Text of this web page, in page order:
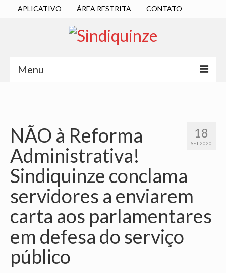
APLICATIVO ÁREA RESTRITA CONTATO
Menu
DIRETORIA EXECUTIVA
ESTATUTO
ATAS
LOCALIZAÇÃO
QUEM SOMOS
NOSSA HISTÓRIA
SUBSEDES
18
SET 2020
NÃO à Reforma
Administrativa!
Sindiquinze conclama
servidores a enviarem
carta aos parlamentares
em defesa do serviço
público